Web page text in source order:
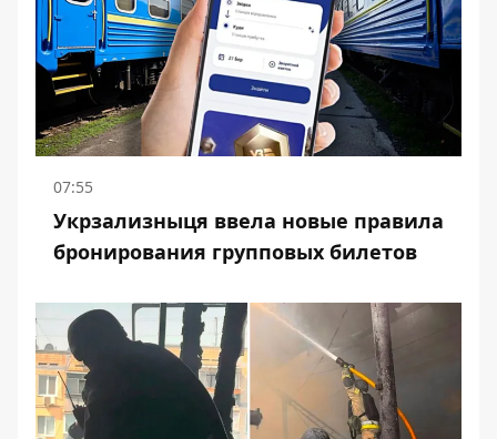
07:55
Укрзализныця ввела новые правила
бронирования групповых билетов